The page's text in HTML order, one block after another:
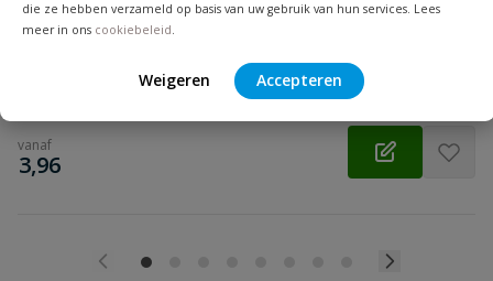
die ze hebben verzameld op basis van uw gebruik van hun services. Lees
meer in ons cookiebeleid
Weigeren Accepteren
Aansluiting: klem | Diameter: 20 t/m 360 mm | Kleur: zwart |
Keurmerk: KOMO
vanaf
€
3,96